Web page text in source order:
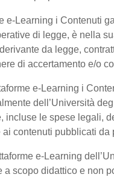
e-Learning i Contenuti
di legge, è nella
da legge,
di accertamento e/o
e-Learning i
dell’Università
incluse le spese legali,
contenuti pubblicati da
e-Learning
a scopo didattico e non